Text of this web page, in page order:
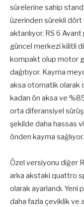
sürelerine sahip
üzerinden sürekli
aktarılıyor. RS 6
güncel merkezi kilitli
kompakt olup motor
dağıtıyor. Kayma
aksa otomatik olarak
kadarı ön aksa ve
orta diferansiyel
şekilde daha hassas
önden kayma sağlıyor.
Özel versiyonu diğer
arka akstaki quattro
olarak ayarlandı.
daha fazla çeviklik ve